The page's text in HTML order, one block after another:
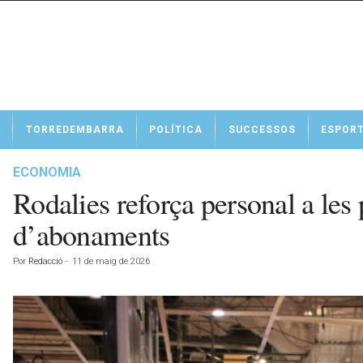
t
TORREDEMBARRA POLÍTICA SUCCESSOS
ECONOMIA
Rodalies reforça personal a
d’abonaments
Por Redacció - 11 de maig de 2026